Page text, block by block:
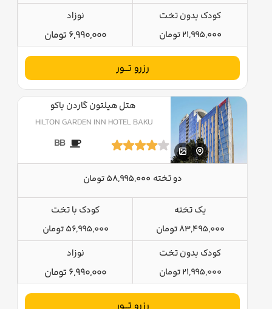
کودک بدون تخت
21,995,000 تومان
نوزاد
6,990,000 تومان
رزرو تــور
هتل هیلتون گاردن باکو
HILTON GARDEN INN HOTEL BAKU
BB
دو تخته 58,995,000 تومان
یک تخته
83,495,000 تومان
کودک با تخت
56,995,000 تومان
کودک بدون تخت
21,995,000 تومان
نوزاد
6,990,000 تومان
رزرو تــور